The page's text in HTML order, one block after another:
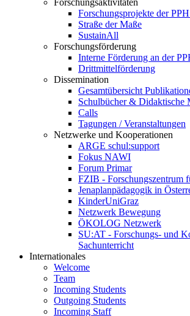
Forschungsaktivitäten
Forschungsprojekte der
Straße der Maße
SustainAll
Forschungsförderung
Interne Förderung an der
Drittmittelförderung
Dissemination
Gesamtübersicht
Schulbücher & Didaktische
Calls
Tagungen / Veranstaltungen
Netzwerke und Kooperationen
ARGE schul:support
Fokus NAWI
Forum Primar
FZIB - Forschungszentrum
Jenaplanpädagogik in
KinderUniGraz
Netzwerk Bewegung
ÖKOLOG Netzwerk
SU:AT - Forschungs- und
Sachunterricht
Internationales
Welcome
Team
Incoming Students
Outgoing Students
Incoming Staff